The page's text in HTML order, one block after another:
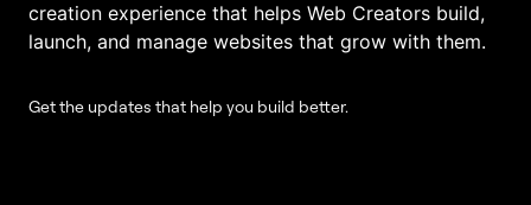
creation experience that helps Web Creators build,
launch, and manage websites that grow with them.
Get the updates that help you build better.